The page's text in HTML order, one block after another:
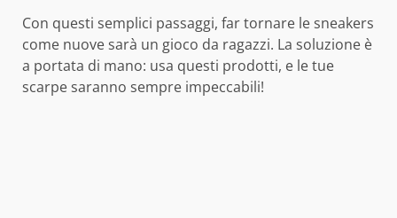
Con questi semplici passaggi, far tornare le sneakers
come nuove sarà un gioco da ragazzi. La soluzione è
a portata di mano: usa questi prodotti, e le tue
scarpe saranno sempre impeccabili!